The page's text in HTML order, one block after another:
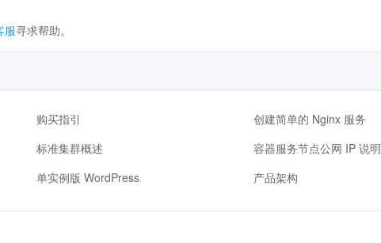
服寻求帮助。
购买指引
创建简单的 Nginx 服务
标准集群概述
容器服务节点公网 IP 说明
单实例版 WordPress 产品架构